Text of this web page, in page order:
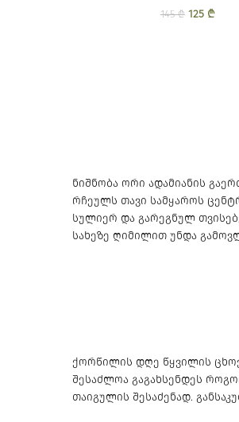
145₾
Original
125 ₾
ნიშნობა ორი ადამიანის
რჩეულს თავი სამყაროს
სულიერ და გარეგნულ
სახეზე ღიმილით უნდა
ქორწილის დღე წყვილის
შესაძლოა გაგახსენდეს
თაიგულის შესაძენად.